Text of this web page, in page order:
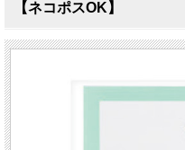
【ネコポスOK】